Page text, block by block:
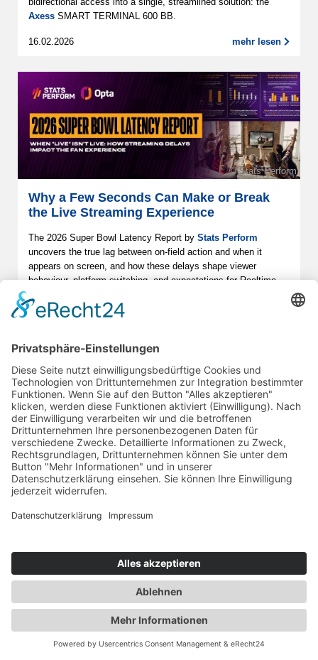
Axess SMART TERMINAL 600 BB.
16.02.2026 mehr lesen
© Stats Perform
Why a Few Seconds Can Make or Break
the Live Streaming Experience
The 2026 Super Bowl Latency Report by Stats Perform
uncovers the true lag between on-field action and when it
appears on screen, and how these delays shape viewer
behaviour, platform switching, and expectations for Realtime
11.02.2026
Effektive Sicherheitskonzepte für Events
Veranstalter und Venues vor komplexe
Sicherheitsherausforderungen. In diesem Inside Artikel werfen
wir gemeinsam mit Experten aus dem Netzwerk einen Blick
darauf, wie Events heute ganzheitlich, vorausschauend und
praxisnah abgesichert werden – und welche unterschätzten
Risiken besonders zu beachten sind.
Themen News Netzwerk Events Academy